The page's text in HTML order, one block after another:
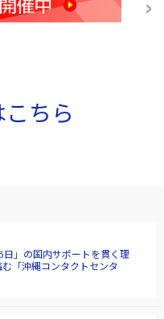
ちら
」の国内サポートを貫く理
「沖縄コンタクトセンタ